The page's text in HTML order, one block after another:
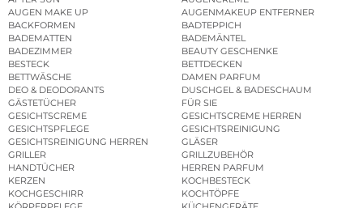
AUGEN MAKE UP
AUGENMAKEUP ENTFERNER
BACKFORMEN
BADTEPPICH
BADEMATTEN
BADEMÄNTEL
BADEZIMMER
BEAUTY GESCHENKE
BESTECK
BETTDECKEN
BETTWÄSCHE
DAMEN PARFUM
DEO & DEODORANTS
DUSCHGEL & BADESCHAUM
GÄSTETÜCHER
FÜR SIE
GESICHTSCREME
GESICHTSCREME HERREN
GESICHTSPFLEGE
GESICHTSREINIGUNG
GESICHTSREINIGUNG HERREN
GLÄSER
GRILLER
GRILLZUBEHÖR
HANDTÜCHER
HERREN PARFUM
KERZEN
KOCHBESTECK
KOCHGESCHIRR
KOCHTÖPFE